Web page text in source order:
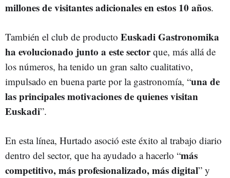
millones de visitantes adicionales en estos 10 años.
También el club de producto Euskadi Gastronomika
ha evolucionado junto a este sectorque, más allá de
los números, ha tenido un gran salto cualitativo,
impulsado en buena parte por la gastronomía, “una de
las principales motivaciones de quienes visitan
Euskadi”.
En esta línea, Hurtado asoció este éxito al trabajo diario
dentro del sector, que ha ayudado a hacerlo “más
competitivo, más profesionalizado, más digital” y